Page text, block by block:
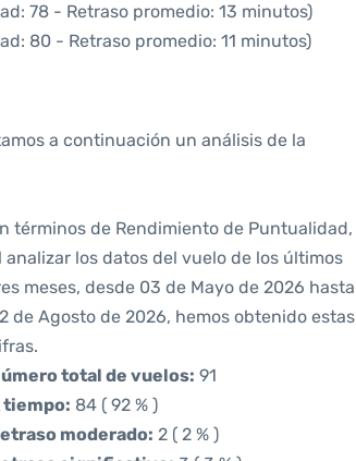
78 - Retraso promedio: 13 minutos)
80 - Retraso promedio: 11 minutos)
a continuación un análisis de la
términos de Rendimiento de Puntualidad,
analizar los datos del vuelo de los últimos
meses, desde 03 de Mayo de 2026 hasta
de Agosto de 2026, hemos obtenido estas
total de vuelos: 91
tiempo: 84 ( 92 % )
moderado: 2 ( 2 % )